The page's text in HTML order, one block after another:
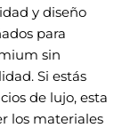
y diseño
para
sin
Si estás
de lujo, esta
los materiales